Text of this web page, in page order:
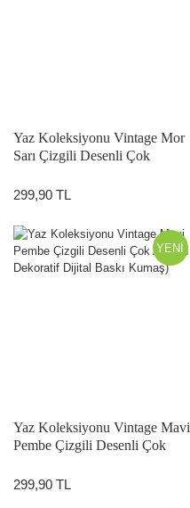
Yaz Koleksiyonu Vintage Mor
Sarı Çizgili Desenli Çok
Kumaş
299,90 TL
YENİ
Yaz Koleksiyonu Vintage Mavi
Pembe Çizgili Desenli Çok
Kumaş)
299,90 TL